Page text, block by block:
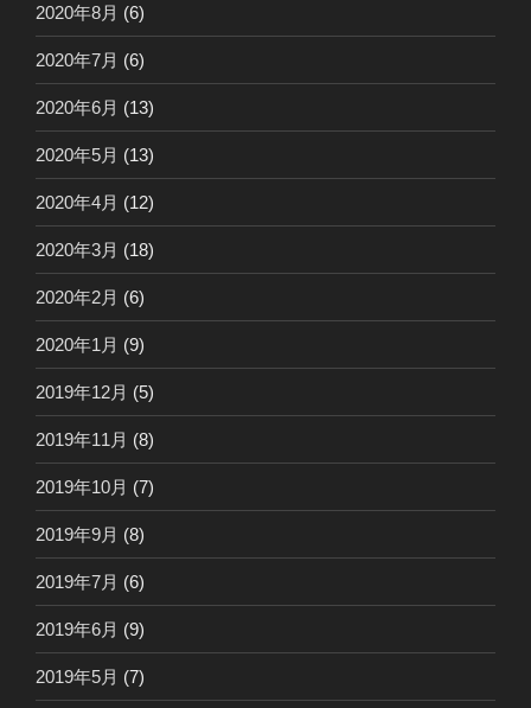
2020年8月 (6)
2020年7月 (6)
2020年6月 (13)
2020年5月 (13)
2020年4月 (12)
2020年3月 (18)
2020年2月 (6)
2020年1月 (9)
2019年12月 (5)
2019年11月 (8)
2019年10月 (7)
2019年9月 (8)
2019年7月 (6)
2019年6月 (9)
2019年5月 (7)